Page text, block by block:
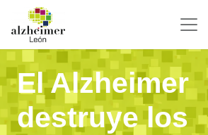
El Alzheimer
destruye los